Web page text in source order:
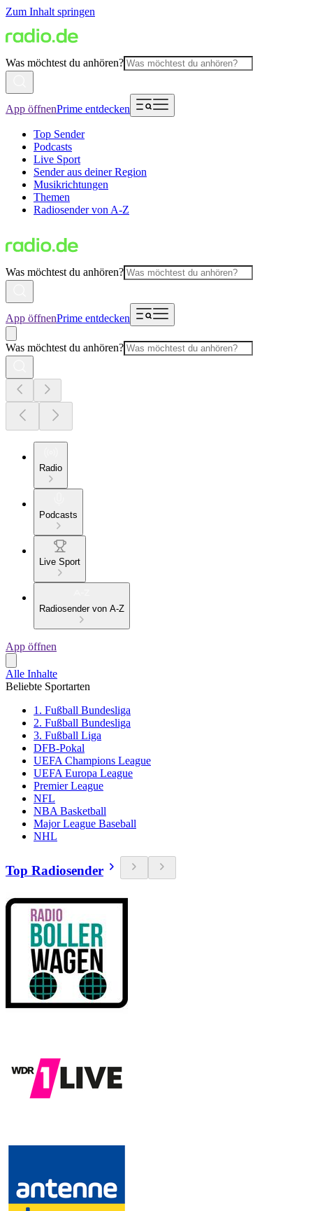
Zum Inhalt springen
Was möchtest du anhören?
App öffnenPrime entdecken
Top Sender
Podcasts
Live Sport
Sender aus deiner Region
Musikrichtungen
Themen
Radiosender von A-Z
Was möchtest du anhören?
App öffnenPrime entdecken
Was möchtest du anhören?
Radio
Podcasts
Live Sport
Radiosender von A-Z
App öffnen
Alle Inhalte
Beliebte Sportarten
1. Fußball Bundesliga
2. Fußball Bundesliga
3. Fußball Liga
DFB-Pokal
UEFA Champions League
UEFA Europa League
Premier League
NFL
NBA Basketball
Major League Baseball
NHL
Top Radiosender